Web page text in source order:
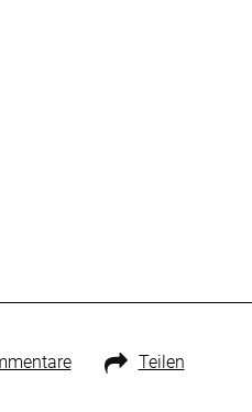
Teilen